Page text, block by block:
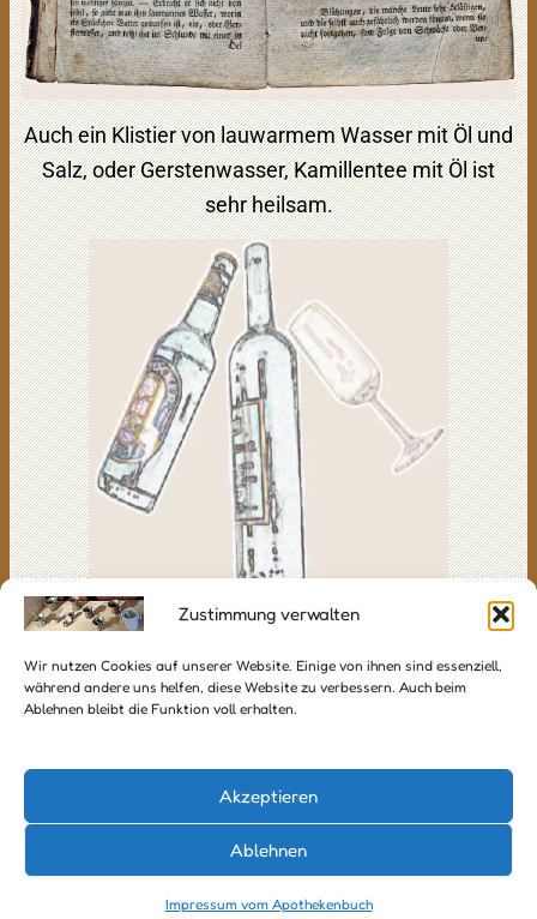
Zustimmung verwalten
Wir nutzen Cookies auf unserer Website. Einige von ihnen sind essenziell,
während andere uns helfen, diese Website zu verbessern. Auch beim
Ablehnen bleibt die Funktion voll erhalten.
Akzeptieren
Ablehnen
Impressum vom Apothekenbuch
Auch ein Klistier von lauwarmem Wasser mit Öl und
Salz, oder Gerstenwasser, Kamillentee mit Öl ist
sehr heilsam.
● Home
● Impressum
● SiteMap